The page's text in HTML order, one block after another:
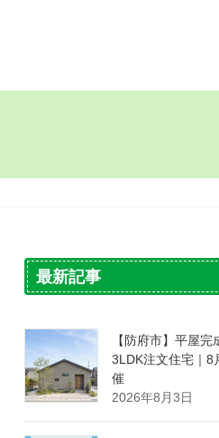
最新記事
【防府市】平屋完
3LDK注文住宅｜8
催
2026年8月3日